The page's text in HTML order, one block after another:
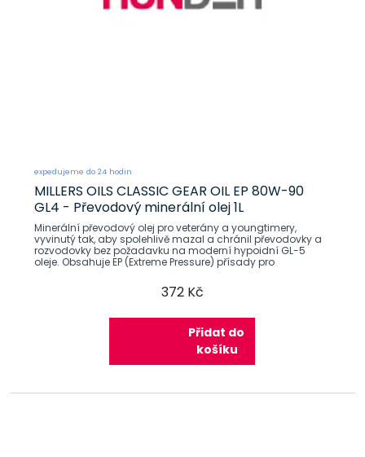
expedujeme do 24 hodin
MILLERS OILS CLASSIC GEAR OIL EP 80W-90
GL4 - Převodový minerální olej 1L
Minerální převodový olej pro veterány a youngtimery,
vyvinutý tak, aby spolehlivě mazal a chránil převodovky a
rozvodovky bez požadavku na moderní hypoidní GL-5
oleje. Obsahuje EP (Extreme Pressure) přísady pro
372 Kč
Přidat do
košíku